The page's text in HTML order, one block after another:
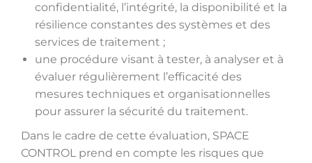
confidentialité, l’intégrité, la disponibilité et la
résilience constantes des systèmes et des
services de traitement ;
une procédure visant à tester, à analyser et à
évaluer régulièrement l’efficacité des
mesures techniques et organisationnelles
pour assurer la sécurité du traitement.
Dans le cadre de cette évaluation, SPACE
CONTROL prend en compte les risques que